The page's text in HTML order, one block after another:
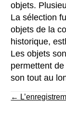
objets.
La sélection
objets de la
historique,
Les objets
permettent
son tout au
Posts
←